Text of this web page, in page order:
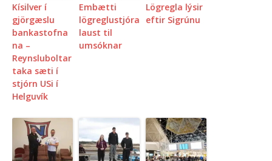
Kísilver í
gjörgæslu
bankastofna
na –
Reynsluboltar
taka sæti í
stjórn USi í
Helguvík
Embætti
lögreglustjóra
laust til
umsóknar
Lögregla lýsir
eftir Sigrúnu